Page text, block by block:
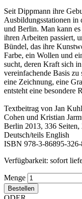
Seit Dippmann ihre
Ausbildungsstationen
und Berlin. Man kann
ihren Arbeiten passiert,
Bündel, das ihre
Farbe, ein Wollen und
sucht, deren Kraft sich
vereinfachende Basis
eine Zeichnung, eine
entsteht eine besondere
Textbeitrag von Jan
Cohen und Kristian
Berlin 2013, 336 Seiten,
Deutsch/teils English
ISBN 978-3-86895-
Verfügbarkeit: sofort
Menge
Bestellen